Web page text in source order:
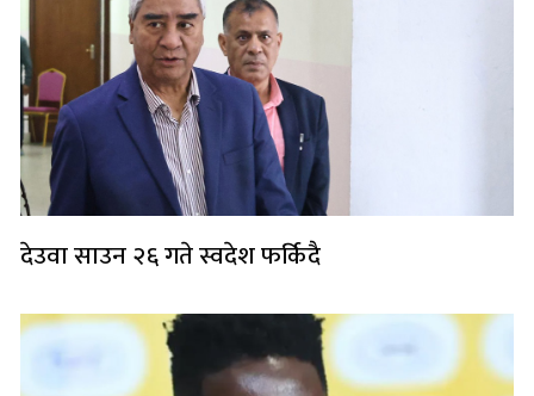
देउवा साउन २६ गते स्वदेश फर्किदै